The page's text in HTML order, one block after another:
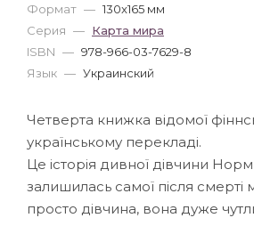
Формат — 130x165 мм
Серия — Карта мира
ISBN — 978-966-03-7629-8
Язык — Украинский
Четверта книжка відомої
українському перекладі.
Це історія дивної дівчини
залишилась самої після смерті
просто дівчина, вона дуже